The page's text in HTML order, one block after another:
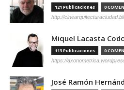
121 Publicaciones 0
http://
Miquel Lacasta
113 Publicaciones 0
https://
José Ramón